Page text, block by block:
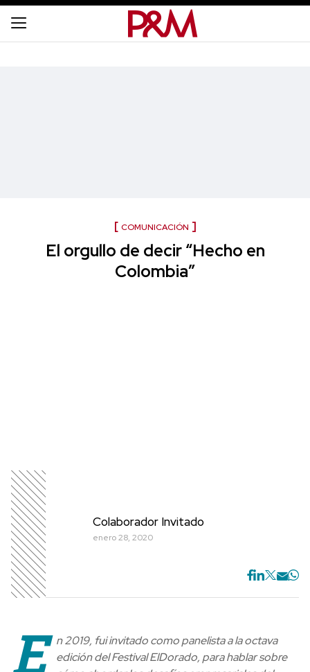
COMUNICACIÓN
El orgullo de decir “Hecho en
Colombia”
Colaborador Invitado
enero 28, 2020
E
n 2019, fui invitado como panelista a la octava
edición del Festival ElDorado, para hablar sobre